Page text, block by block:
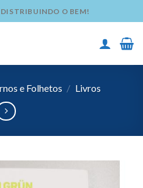
O BEM!
e Folhetos / Livros